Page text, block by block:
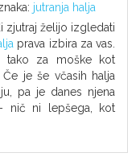
jutranja halja
zjutraj želijo izgledati
prava izbira za vas.
tako za moške kot
je še včasih halja
pa je danes njena
nič ni lepšega, kot